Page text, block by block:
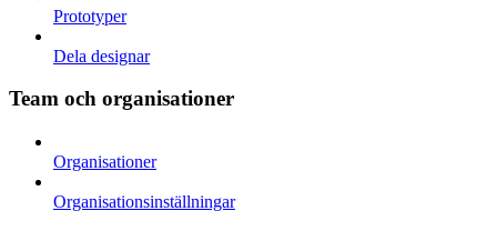
Prototyper
Dela designar
Team och organisationer
Organisationer
Organisationsinställningar